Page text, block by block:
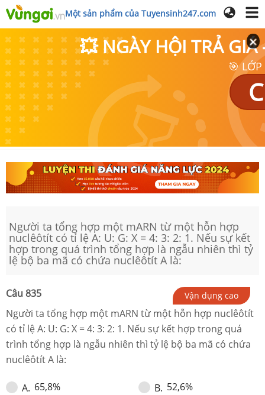
Một sản phẩm của Tuyensinh247.com
💥 NGÀY HỘI TRẢ GIÁ
🎯
Người ta tổng hợp một mARN từ một hỗn hợp
nuclêôtít có tỉ lệ A: U: G: X = 4: 3: 2: 1. Nếu sự kết
hợp trong quá trình tổng hợp là ngẫu nhiên thì tỷ
lệ bộ ba mã có chứa nuclêôtít A là:
Câu 835 Vận dụng cao
Người ta tổng hợp một mARN từ một hỗn hợp nuclêôtít
có tỉ lệ A: U: G: X = 4: 3: 2: 1. Nếu sự kết hợp trong quá
trình tổng hợp là ngẫu nhiên thì tỷ lệ bộ ba mã có chứa
nuclêôtít A là:
A. 65,8% B. 52,6%